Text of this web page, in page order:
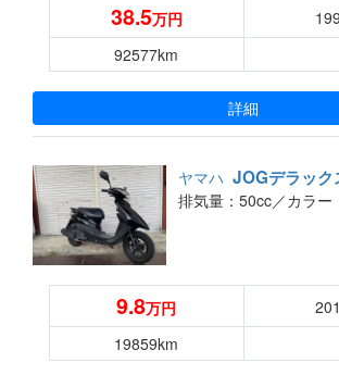
38.5万円
92577km
詳細
ヤマハ JOGデラック
排気量：50cc／カラー
9.8万円
19859km